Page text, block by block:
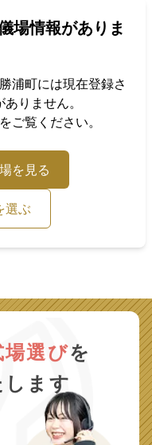
用地募集
場情報がありま
浦町には現在登録さ
りません。
ご覧ください。
を見る
選ぶ
場選びを
ます